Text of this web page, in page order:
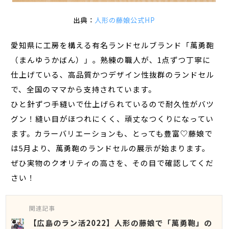
出典： 人形の藤娘公式HP
愛知県に工房を構える有名ランドセルブランド「萬勇鞄
（まんゆうかばん）」。熟練の職人が、1点ずつ丁寧に
仕上げている、高品質かつデザイン性抜群のランドセル
で、全国のママから支持されています。
ひと針ずつ手縫いで仕上げられているので耐久性がバツ
グン！縫い目がほつれにくく、頑丈なつくりになってい
ます。カラーバリエーションも、とっても豊富♡藤娘で
は5月より、萬勇鞄のランドセルの展示が始まります。
ぜひ実物のクオリティの高さを、その目で確認してくだ
さい！
関連記事
【広島のラン活2022】人形の藤娘で「萬勇鞄」の